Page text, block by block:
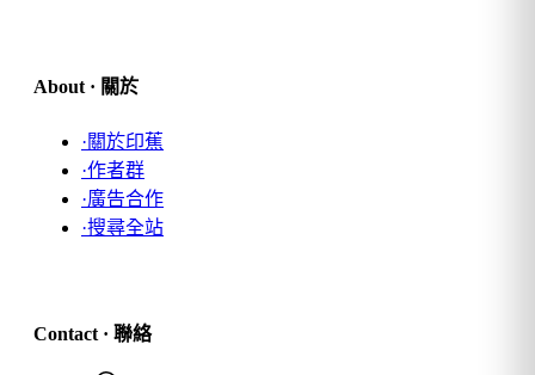
About · 關於
·關於印蕉
·作者群
·廣告合作
·搜尋全站
Contact · 聯絡